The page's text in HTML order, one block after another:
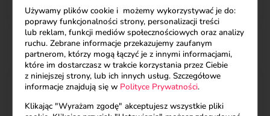
widzieć. Patrzysz na drugiego człowieka i to...
Używamy plików cookie i możemy wykorzystywać je do:
poprawy funkcjonalności strony, personalizacji treści
lub reklam, funkcji mediów społecznościowych oraz analizy
ruchu. Zebrane informacje przekazujemy zaufanym
partnerom, którzy mogą łączyć je z innymi informacjami,
które im dostarczasz w trakcie korzystania przez Ciebie
z niniejszej strony, lub ich innych usług. Szczegółowe
informacje znajdują się w Polityce Prywatności.
Klikając "Wyrażam zgodę" akceptujesz wszystkie pliki